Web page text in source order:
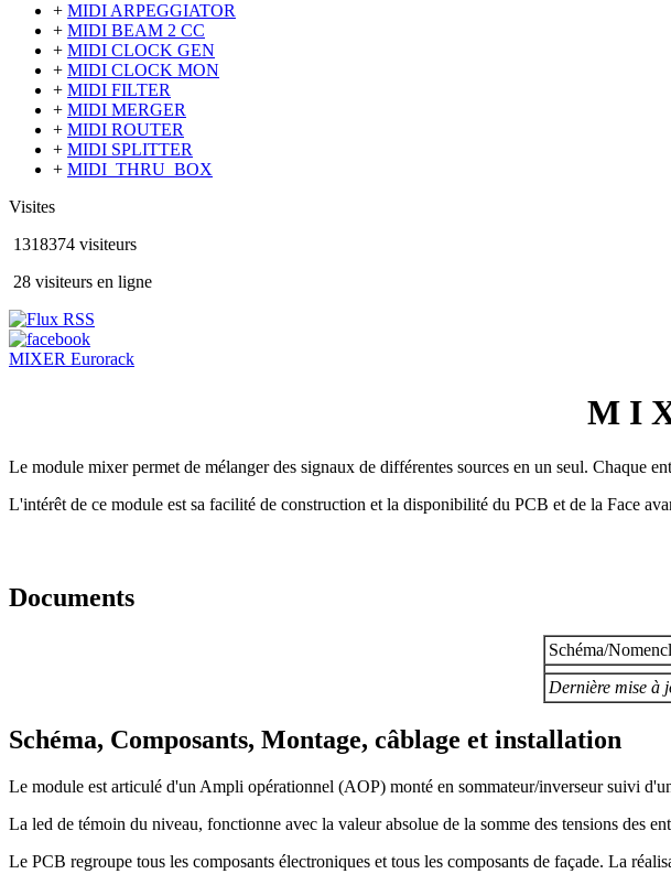
+ MIDI ARPEGGIATOR
+ MIDI BEAM 2 CC
+ MIDI CLOCK GEN
+ MIDI CLOCK MON
+ MIDI FILTER
+ MIDI MERGER
+ MIDI ROUTER
+ MIDI SPLITTER
+ MIDI_THRU_BOX
Visites
1318374 visiteurs
28 visiteurs en ligne
MIXER Eurorack
M I
Le module mixer permet de mélanger des signaux de différentes sources en un seul. Chaque
L'intérêt de ce module est sa facilité de construction et la disponibilité du PCB et de la Face
Documents
Schéma/
Dernière mise à
Schéma, Composants, Montage, câblage et installation
Le module est articulé d'un Ampli opérationnel (AOP) monté en sommateur/inverseur suivi
La led de témoin du niveau, fonctionne avec la valeur absolue de la somme des tensions des
Le PCB regroupe tous les composants électroniques et tous les composants de façade. La